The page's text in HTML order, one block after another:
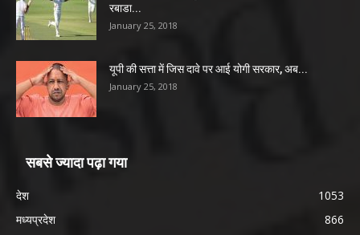
रबाडा...
January 25, 2018
यूपी की सत्ता में जिस दावे पर आई योगी सरकार, अब...
January 25, 2018
सबसे ज्यादा पढ़ा गया
देश
1053
मध्यप्रदेश
866